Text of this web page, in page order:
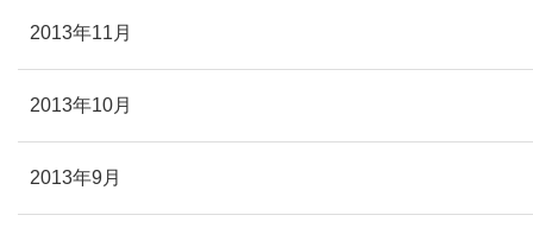
2013年11月
2013年10月
2013年9月